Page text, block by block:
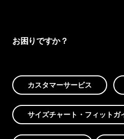
お困りですか？
カスタマーサービス
サイズチャート・フィットガ